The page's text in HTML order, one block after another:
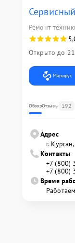
Ремонт
Открыто до
Маршрут
ОбзорОтзывы 192
Адрес
г.
Контакты
+7 (800)
+7 (800)
Время